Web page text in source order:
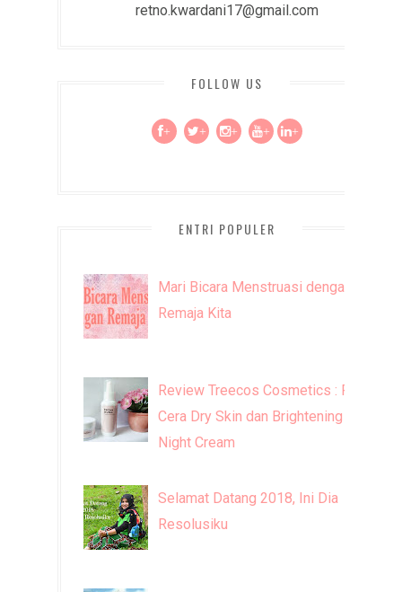
retno.kwardani17@gmail.com
FOLLOW US
+ + + + +
ENTRI POPULER
Mari Bicara Menstruasi dengan
Remaja Kita
Review Treecos Cosmetics : FW
Cera Dry Skin dan Brightening
Night Cream
Selamat Datang 2018, Ini Dia
Resolusiku